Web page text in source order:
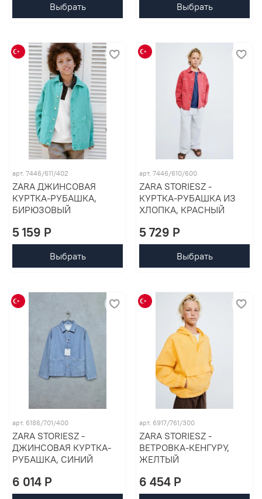
Выбрать Выбрать
арт. 7446/611/402
ZARA ДЖИНСОВАЯ
КУРТКА-РУБАШКА,
БИРЮЗОВЫЙ
5 159 P
Выбрать
арт. 7446/610/600
ZARA STORIESZ -
КУРТКА-РУБАШКА ИЗ
ХЛОПКА, КРАСНЫЙ
5 729 P
Выбрать
арт. 6186/701/400
ZARA STORIESZ -
ДЖИНСОВАЯ КУРТКА-
РУБАШКА, СИНИЙ
6 014 P
арт. 6917/761/300
ZARA STORIESZ -
ВЕТРОВКА-КЕНГУРУ,
ЖЕЛТЫЙ
6 454 P